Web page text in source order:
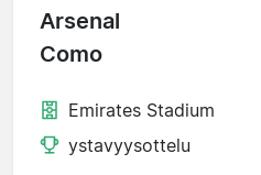
Arsenal
Como
Emirates Stadium
ystavyysottelu